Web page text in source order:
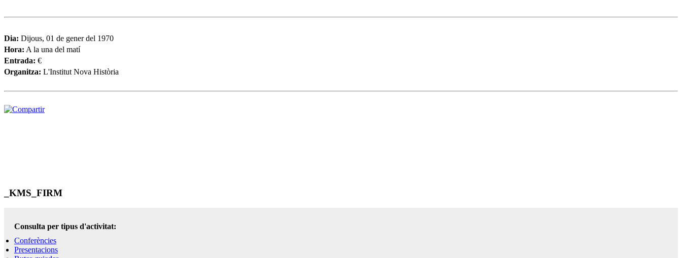
Dia: Dijous, 01 de gener del 1970
Hora: A la una del matí
Entrada: €
Organitza: L'Institut Nova Història
_KMS_FIRM
Consulta per tipus d'activitat:
Conferències
Presentacions